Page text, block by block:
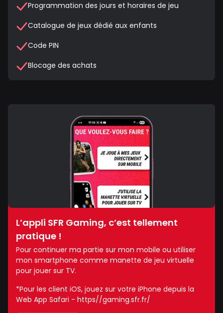
Programmation des jours et horaires de jeu
Catalogue de jeux dédié aux enfants
Code PIN
Blocage des achats
L’appli SFR Gaming, c’est tellement
pratique !
Pour continuer ma partie sur mon mobile ou utiliser
mon smartphone comme manette de jeu virtuelle
pour jouer sur TV.
*Pour les client iOS, jouez sur votre iPhone depuis la
Web App Safari - https//gaming.sfr.fr/